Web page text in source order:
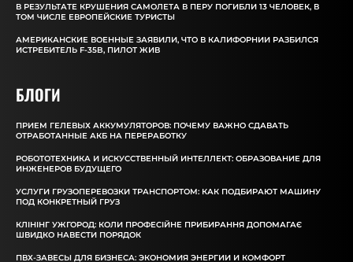
В РЕЗУЛЬТАТЕ КРУШЕНИЯ САМОЛЕТА В ПЕРУ ПОГИБЛИ 13 ЧЕЛОВЕК, В
ТОМ ЧИСЛЕ ЕВРОПЕЙСКИЕ ТУРИСТЫ
АМЕРИКАНСКИЕ ВОЕННЫЕ ЗАЯВИЛИ, ЧТО В КАЛИФОРНИИ РАЗБИЛСЯ
ИСТРЕБИТЕЛЬ F-35B, ПИЛОТ ЖИВ
БЛОГИ
ПРИЕМ ГЕЛЕВЫХ АККУМУЛЯТОРОВ: ПОЧЕМУ ВАЖНО СДАВАТЬ
ОТРАБОТАННЫЕ АКБ НА ПЕРЕРАБОТКУ
РОБОТОТЕХНИКА И ИСКУССТВЕННЫЙ ИНТЕЛЛЕКТ: ОБРАЗОВАНИЕ ДЛЯ
ИНЖЕНЕРОВ БУДУЩЕГО
УСЛУГИ ГРУЗОПЕРЕВОЗКИ ТРАНСПОРТОМ: КАК ПОДБИРАЮТ МАШИНУ
ПОД КОНКРЕТНЫЙ ГРУЗ
КЛІНІНГ УЖГОРОД: КОЛИ ПРОФЕСІЙНЕ ПРИБИРАННЯ ДОПОМАГАЄ
ШВИДКО НАВЕСТИ ПОРЯДОК
ПВХ-ЗАВЕСЫ ДЛЯ БИЗНЕСА: ЭКОНОМИЯ ЭНЕРГИИ И КОМФОРТ